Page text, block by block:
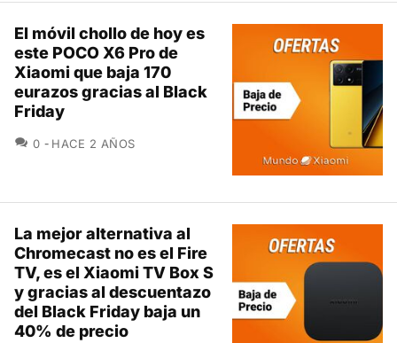
El móvil chollo de hoy es
este POCO X6 Pro de
Xiaomi que baja 170
eurazos gracias al Black
Friday
0 COMENTARIOS
HACE 2 AÑOS
La mejor alternativa al
Chromecast no es el Fire
TV, es el Xiaomi TV Box S
y gracias al descuentazo
del Black Friday baja un
40% de precio